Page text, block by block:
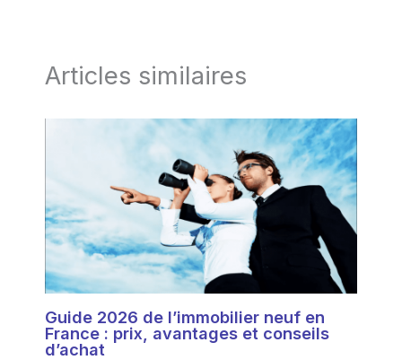
Articles similaires
Guide 2026 de l’immobilier neuf en
France : prix, avantages et conseils
d’achat